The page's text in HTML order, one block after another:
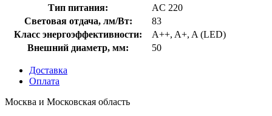
Тип питания:
AC 220
Световая отдача, лм/Вт:
83
Класс энергоэффективности:
A++, A+, A (LED)
Внешний диаметр, мм:
50
Доставка
Оплата
Москва и Московская область